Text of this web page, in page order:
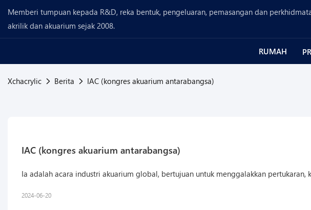
Memberi tumpuan kepada R&D, reka bentuk, pengeluaran, pemasangan dan
akrilik dan akuarium sejak 2008.
RUMAH
Xchacrylic Berita IAC (kongres akuarium antarabangsa)
IAC (kongres akuarium antarabangsa)
Ia adalah acara industri akuarium global, bertujuan untuk menggalakkan pertukaran,
2024-06-20